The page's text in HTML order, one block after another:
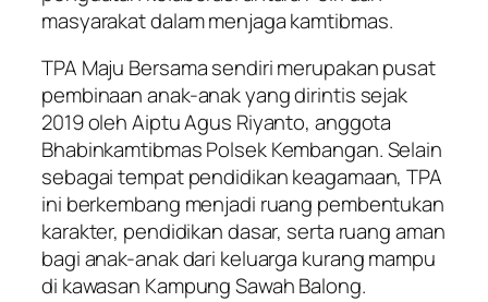
masyarakat dalam menjaga kamtibmas.
TPA Maju Bersama sendiri merupakan pusat
pembinaan anak-anak yang dirintis sejak
2019 oleh Aiptu Agus Riyanto, anggota
Bhabinkamtibmas Polsek Kembangan. Selain
sebagai tempat pendidikan keagamaan, TPA
ini berkembang menjadi ruang pembentukan
karakter, pendidikan dasar, serta ruang aman
bagi anak-anak dari keluarga kurang mampu
di kawasan Kampung Sawah Balong.